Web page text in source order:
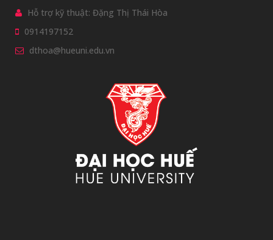
Hỗ trợ kỹ thuật: Đặng Thị Thái Hòa
0914197152
dthoa@hueuni.edu.vn